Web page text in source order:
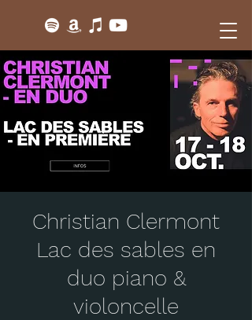
Christian Clermont
Lac des sables en
duo piano &
violoncelle